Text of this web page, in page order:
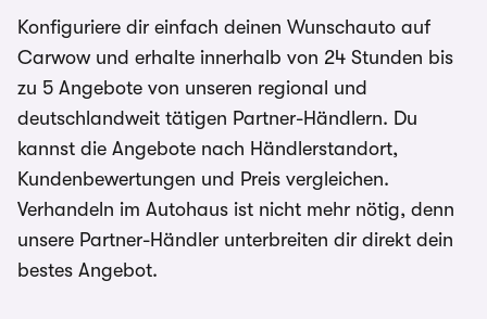
Konfiguriere dir einfach deinen Wunschauto auf
Carwow und erhalte innerhalb von 24 Stunden bis
zu 5 Angebote von unseren regional und
deutschlandweit tätigen Partner-Händlern. Du
kannst die Angebote nach Händlerstandort,
Kundenbewertungen und Preis vergleichen.
Verhandeln im Autohaus ist nicht mehr nötig, denn
unsere Partner-Händler unterbreiten dir direkt dein
bestes Angebot.